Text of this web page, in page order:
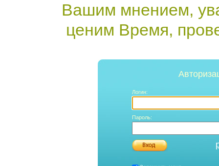
Вашим мнением,
ценим Время,
Логин:
Пароль: